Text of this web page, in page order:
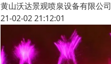
黄山沃达景观喷泉设备有限公司
21-02-02 21:12:01